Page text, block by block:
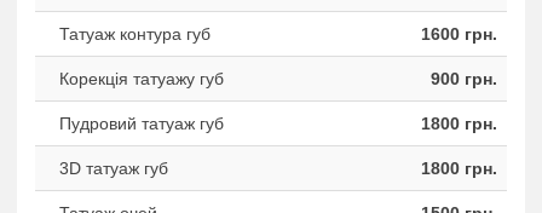
Татуаж контура губ 1600 грн.
Корекція татуажу губ 900 грн.
Пудровий татуаж губ 1800 грн.
3D татуаж губ 1800 грн.